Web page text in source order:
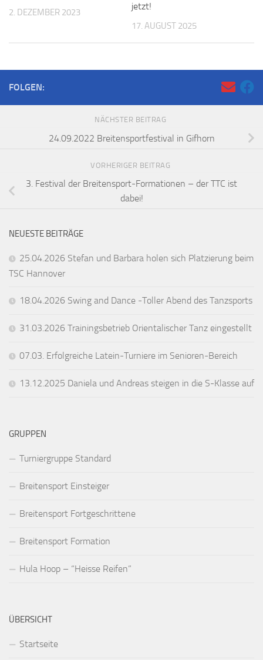
2. DEZEMBER 2023
jetzt!
17. AUGUST 2025
FOLGEN:
NÄCHSTER BEITRAG
24.09.2022 Breitensportfestival in Gifhorn
VORHERIGER BEITRAG
3. Festival der Breitensport-Formationen – der TTC ist
dabei!
NEUESTE BEITRÄGE
25.04.2026 Stefan und Barbara holen sich Platzierung beim
TSC Hannover
18.04.2026 Swing and Dance -Toller Abend des Tanzsports
31.03.2026 Trainingsbetrieb Orientalischer Tanz eingestellt
07.03. Erfolgreiche Latein-Turniere im Senioren-Bereich
13.12.2025 Daniela und Andreas steigen in die S-Klasse auf
GRUPPEN
Turniergruppe Standard
Breitensport Einsteiger
Breitensport Fortgeschrittene
Breitensport Formation
Hula Hoop – “Heisse Reifen”
ÜBERSICHT
Startseite